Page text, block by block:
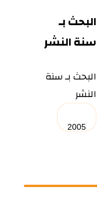
البحث بـ
سنة النشر
البحث بـ سنة
النشر